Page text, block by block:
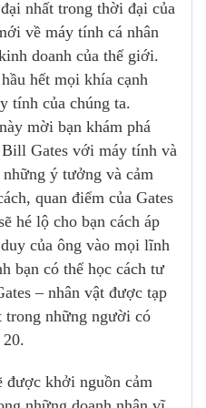
nhất trong thời đại của
về máy tính cá nhân
doanh của thế giới.
hết mọi khía cạnh
tính của chúng ta.
mời bạn khám phá
Gates với máy tính và
ý tưởng và cảm
quan điểm của Gates
hé lộ cho bạn cách áp
của ông vào mọi lĩnh
bạn có thể học cách tư
– nhân vật được tạp
trong những người có
được khởi nguồn cảm